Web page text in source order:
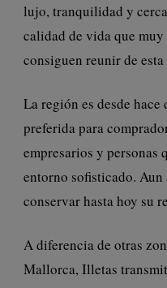
lujo, tranquilidad y
calidad de vida que
consiguen reunir de esta
La región es desde
preferida para
empresarios y personas
entorno sofisticado.
conservar hasta hoy su
A diferencia de otras
Mallorca, Illetas